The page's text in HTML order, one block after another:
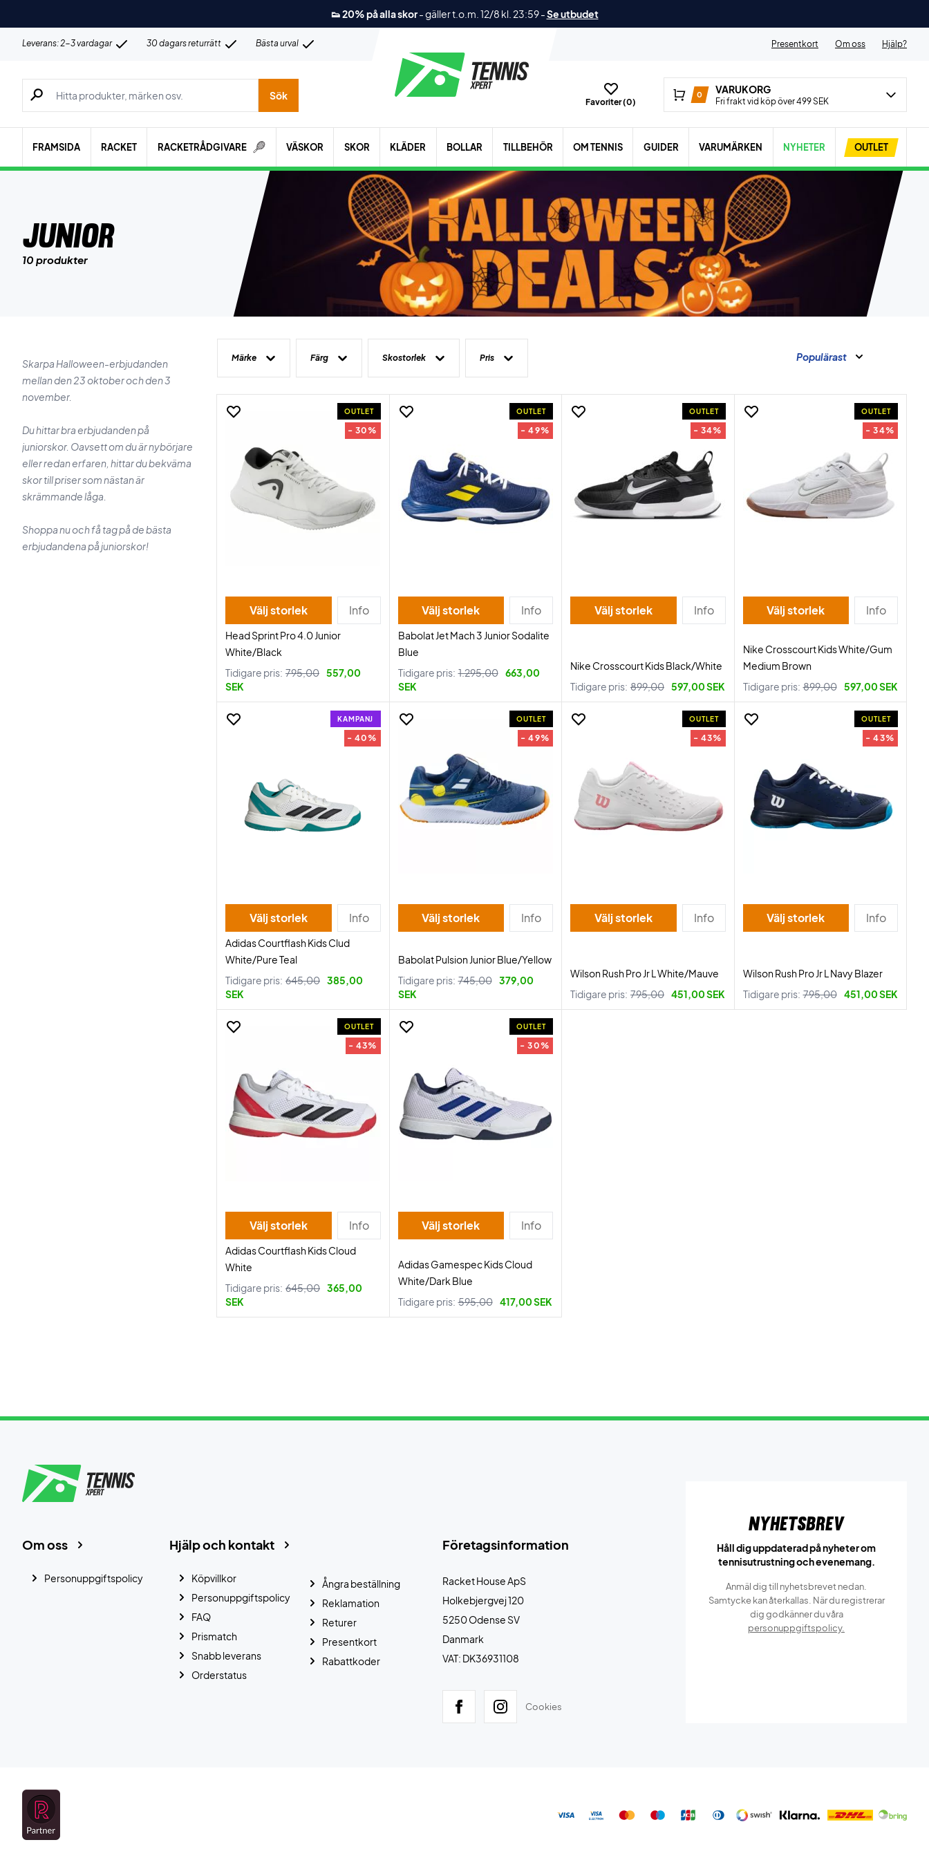
👟 20% på alla skor-gäller t.o.m. 12/8 kl. 23:59-Se utbudet
Leverans: 2-3 vardagar 30 dagars returrätt Bästa urval Presentkort Om oss Hjälp?
Sök efter produkter, märken osv.
Sök
Favoriter (0)
0 VARUKORG
Fri frakt vid köp över 499 SEK
FRAMSIDA RACKET RACKETRÅDGIVARE VÄSKOR SKOR KLÄDER BOLLAR TILLBEHÖR OM TENNIS GUIDER VARUMÄRKEN NYHETER OUTLET
Junior
10 produkter
Skarpa Halloween-erbjudanden
mellan den 23 oktober och den 3
november.
Du hittar bra erbjudanden på
juniorskor. Oavsett om du är nybörjare
eller redan erfaren, hittar du bekväma
skor till priser som nästan är
skrämmande låga.
Shoppa nu och få tag på de bästa
erbjudandena på juniorskor!
Märke Färg Skostorlek Pris Populärast
OUTLET
- 30%
Välj storlek Info
Head Sprint Pro 4.0 Junior
White/Black
Tidigare pris: 795,00 557,00
SEK
OUTLET
- 49%
Välj storlek Info
Babolat Jet Mach 3 Junior Sodalite
Blue
Tidigare pris: 1.295,00 663,00
SEK
OUTLET
- 34%
Välj storlek Info
Nike Crosscourt Kids Black/White
Tidigare pris: 899,00 597,00 SEK
OUTLET
- 34%
Välj storlek Info
Nike Crosscourt Kids White/Gum
Medium Brown
Tidigare pris: 899,00 597,00 SEK
KAMPANJ
- 40%
Välj storlek Info
Adidas Courtflash Kids Clud
White/Pure Teal
Tidigare pris: 645,00 385,00
SEK
OUTLET
- 49%
Välj storlek Info
Babolat Pulsion Junior Blue/Yellow
Tidigare pris: 745,00 379,00
SEK
OUTLET
- 43%
Välj storlek Info
Wilson Rush Pro Jr L White/Mauve
Tidigare pris: 795,00 451,00 SEK
OUTLET
- 43%
Välj storlek Info
Wilson Rush Pro Jr L Navy Blazer
Tidigare pris: 795,00 451,00 SEK
OUTLET
- 43%
Välj storlek Info
Adidas Courtflash Kids Cloud
White
Tidigare pris: 645,00 365,00
SEK
OUTLET
- 30%
Välj storlek Info
Adidas Gamespec Kids Cloud
White/Dark Blue
Tidigare pris: 595,00 417,00 SEK
Företagsinformation
Racket House ApS
Holkebjergvej 120
5250 Odense SV
Danmark
VAT: DK36931108
Cookies
Hjälp och kontakt
Köpvillkor
Personuppgiftspolicy
FAQ
Prismatch
Snabb leverans
Orderstatus
Ångra beställning
Reklamation
Returer
Presentkort
Rabattkoder
Om oss
Personuppgiftspolicy
Nyhetsbrev
Håll dig uppdaterad på nyheter om
tennisutrustning och evenemang.
Anmäl dig till nyhetsbrevet nedan.
Samtycke kan återkallas. När du registrerar
dig godkänner du våra
personuppgiftspolicy.